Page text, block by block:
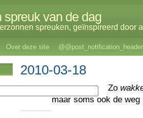
spreuk van de dag
spreuken, geïnspireerd door
Over deze site @@post_notification_header
2010-03-18
Zo
maar soms ook de